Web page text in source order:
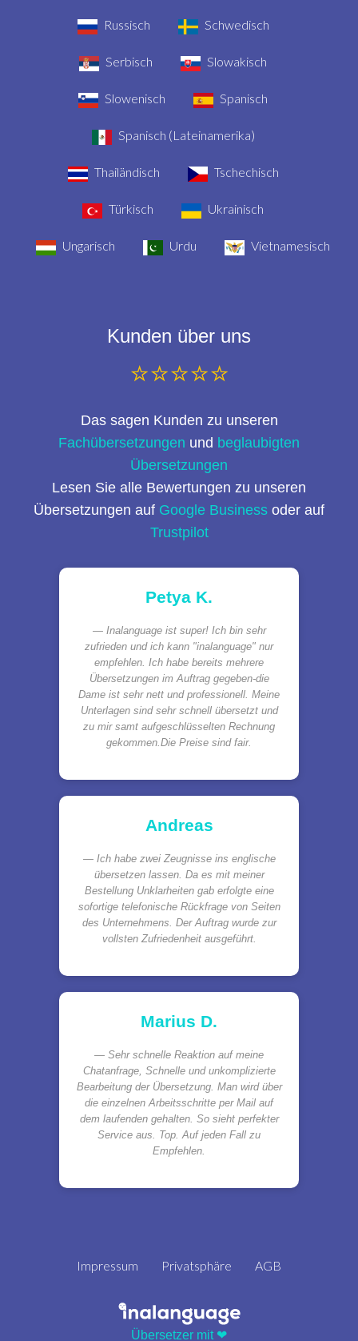
Russisch Schwedisch
Serbisch Slowakisch
Slowenisch Spanisch
Spanisch (Lateinamerika)
Thailändisch Tschechisch
Türkisch Ukrainisch
Ungarisch Urdu Vietnamesisch
Kunden über uns
⭐⭐⭐⭐⭐
Das sagen Kunden zu unseren
Fachübersetzungen und beglaubigten
Übersetzungen
Lesen Sie alle Bewertungen zu unseren
Übersetzungen auf Google Business oder auf
Trustpilot
Petya K.
Inalanguage ist super! Ich bin sehr
zufrieden und ich kann "inalanguage" nur
empfehlen. Ich habe bereits mehrere
Übersetzungen im Auftrag gegeben-die
Dame ist sehr nett und professionell. Meine
Unterlagen sind sehr schnell übersetzt und
zu mir samt aufgeschlüsselten Rechnung
gekommen.Die Preise sind fair.
Andreas
Ich habe zwei Zeugnisse ins englische
übersetzen lassen. Da es mit meiner
Bestellung Unklarheiten gab erfolgte eine
sofortige telefonische Rückfrage von Seiten
des Unternehmens. Der Auftrag wurde zur
vollsten Zufriedenheit ausgeführt.
Marius D.
Sehr schnelle Reaktion auf meine
Chatanfrage, Schnelle und unkomplizierte
Bearbeitung der Übersetzung. Man wird über
die einzelnen Arbeitsschritte per Mail auf
dem laufenden gehalten. So sieht perfekter
Service aus. Top. Auf jeden Fall zu
Empfehlen.
Impressum Privatsphäre AGB
Übersetzer mit ❤